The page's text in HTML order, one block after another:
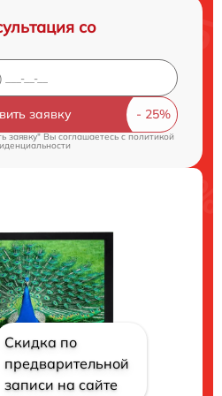
со
заявку
заявку" Вы соглашаетесь cполитикой
Скидка по
предварительной
записи на сайте